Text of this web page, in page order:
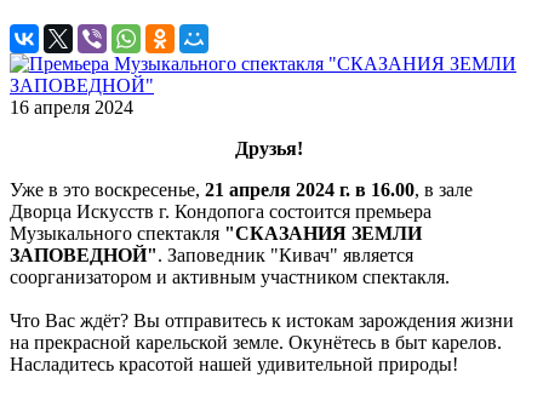
16 апреля 2024
Друзья!
Уже в это воскресенье, 21 апреля 2024 г. в 16.00, в зале
Дворца Искусств г. Кондопога состоится премьера
Музыкального спектакля "СКАЗАНИЯ ЗЕМЛИ
ЗАПОВЕДНОЙ". Заповедник "Кивач" является
соорганизатором и активным участником спектакля.
Что Вас ждёт? Вы отправитесь к истокам зарождения жизни
на прекрасной карельской земле. Окунётесь в быт карелов.
Насладитесь красотой нашей удивительной природы!